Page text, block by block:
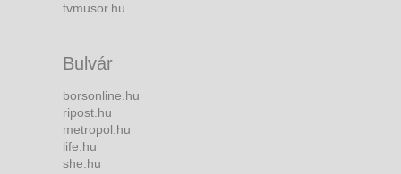
tvmusor.hu
Bulvár
borsonline.hu
ripost.hu
metropol.hu
life.hu
she.hu